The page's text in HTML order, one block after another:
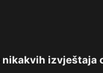
nikakvih izvještaja